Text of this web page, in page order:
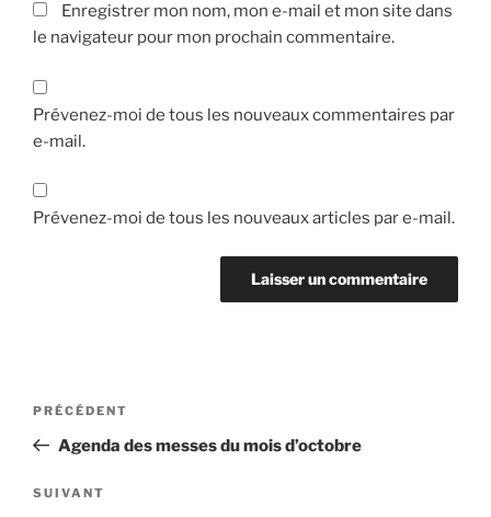
Enregistrer mon nom, mon e-mail et mon site dans
le navigateur pour mon prochain commentaire.
Prévenez-moi de tous les nouveaux commentaires par
e-mail.
Prévenez-moi de tous les nouveaux articles par e-mail.
Navigation
l’article
Article
précédent
PRÉCÉDENT
Agenda des messes du mois d’octobre
Article
SUIVANT